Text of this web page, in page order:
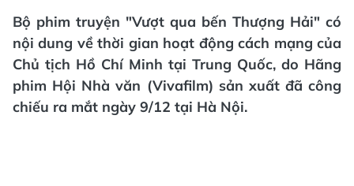
Bộ phim truyện "Vượt qua bến Thượng Hải" có
nội dung về thời gian hoạt động cách mạng của
Chủ tịch Hồ Chí Minh tại Trung Quốc, do Hãng
phim Hội Nhà văn (Vivafilm) sản xuất đã công
chiếu ra mắt ngày 9/12 tại Hà Nội.